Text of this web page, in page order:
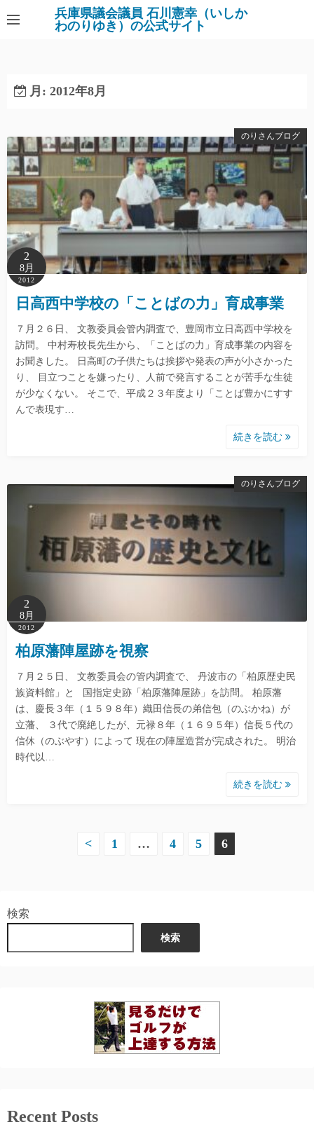
ン
キ
ッ
プ
兵庫県議会議員 石川憲幸（いしか
わのりゆき）の公式サイト
月: 2012年8月
のりさんブログ
2
8月
2012
日高西中学校の「ことばの力」育成事業
７月２６日、 文教委員会管内調査で、豊岡市立日高西中学校を
訪問。 中村寿校長先生から、「ことばの力」育成事業の内容を
お聞きした。 日高町の子供たちは挨拶や発表の声が小さかった
り、 目立つことを嫌ったり、人前で発言することが苦手な生徒
が少なくない。 そこで、平成２３年度より「ことば豊かにすす
んで表現す…
続きを読む
のりさんブログ
2
8月
2012
柏原藩陣屋跡を視察
７月２５日、 文教委員会の管内調査で、 丹波市の「柏原歴史民
族資料館」と 国指定史跡「柏原藩陣屋跡」を訪問。 柏原藩
は、慶長３年（１５９８年）織田信長の弟信包（のぶかね）が
立藩、 ３代で廃絶したが、元禄８年（１６９５年）信長５代の
信休（のぶやす）によって 現在の陣屋造営が完成された。 明治
時代以…
続きを読む
ペ
ー
< 1 … 4 5 6
検索
検索
Recent Posts